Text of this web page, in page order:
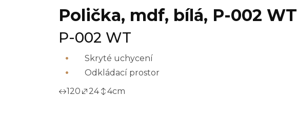
Polička, mdf, bílá, P-002 WT
P-002 WT
Skryté uchycení
Odkládací prostor
120
24 4cm